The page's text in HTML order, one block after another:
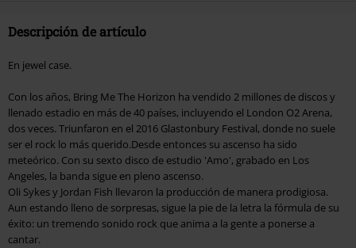
Descripción de artículo
En jewel case.
Con los años, Bring Me The Horizon ha vendido 2 millones de discos y
llenado estadio en más de 40 países, incluyendo el London O2 Arena,
dos veces. Triunfaron en el 2016 Glastonbury Festival, donde no suele
ser el rock lo más querido.Desde entonces su ascenso ha sido
meteórico. Con su sexto disco de estudio 'Amo', grabado en Los
Angeles, la banda sigue en pleno ascenso.
Oli Sykes y Jordan Fish llevaron la producción de manera prodigiosa.
Aun estando lleno de sorpresas, sigue la pie de la letra la fórmula de su
éxito: un tremendo sonido rock que anima a la gente a ponerse a
cantar.